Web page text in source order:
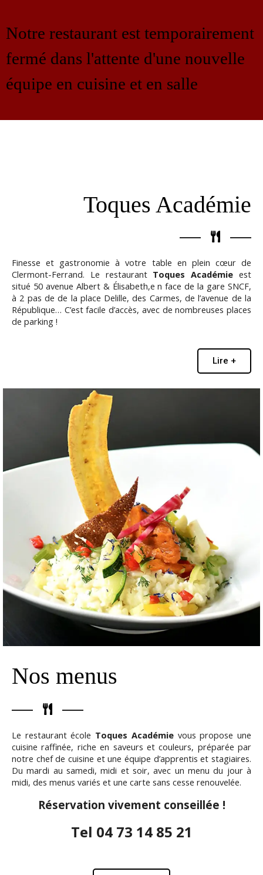
Notre restaurant est temporairement
fermé dans l'attente d'une nouvelle
équipe en cuisine et en salle
Toques Académie
Finesse et gastronomie à votre table en plein cœur de
Clermont-Ferrand. Le restaurant Toques Académie est
situé 50 avenue Albert & Élisabeth,e n face de la gare SNCF,
à 2 pas de de la place Delille, des Carmes, de l’avenue de la
République… C’est facile d’accès, avec de nombreuses places
de parking !
Lire +
Nos menus
Le restaurant école Toques Académievous propose une
cuisine raffinée, riche en saveurs et couleurs, préparée par
notre chef de cuisine et une équipe d’apprentis et stagiaires.
Du mardi au samedi, midi et soir, avec un menu du jour à
midi, des menus variés et une carte sans cesse renouvelée.
Réservation vivement conseillée !
Tel 04 73 14 85 21